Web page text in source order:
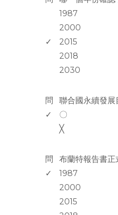
1987
2000
✓
2015
2018
2030
問
聯合國永續發展
✓
〇
╳
問
布蘭特報告書正
✓
1987
2000
2015